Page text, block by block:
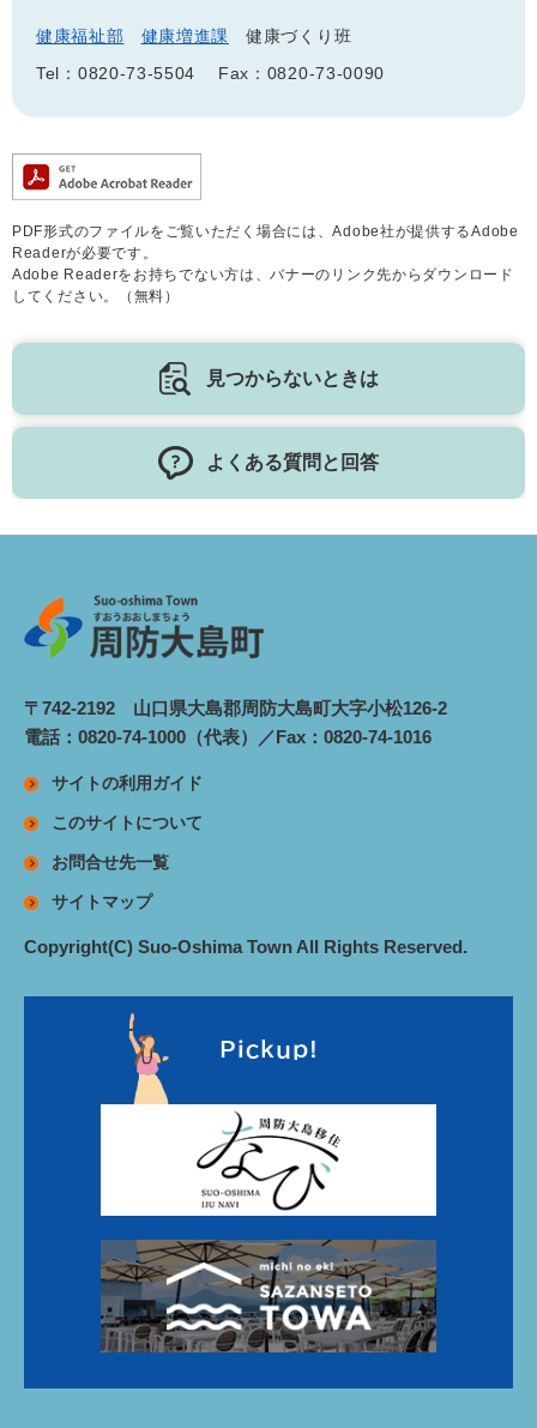
健康福祉部 健康増進課
健康づくり班
Tel：0820-73-5504
Fax：0820-73-0090
PDF形式のファイルをご覧いただく場合には、Adobe社が提供するAdobe
Readerが必要です。
Adobe Readerをお持ちでない方は、バナーのリンク先からダウンロード
してください。（無料）
見つからないときは
よくある質問と回答
〒742-2192 山口県大島郡周防大島町大字小松126-2
電話：0820-74-1000（代表）／Fax：0820-74-1016
サイトの利用ガイド
このサイトについて
お問合せ先一覧
サイトマップ
Copyright(C) Suo-Oshima Town All Rights Reserved.